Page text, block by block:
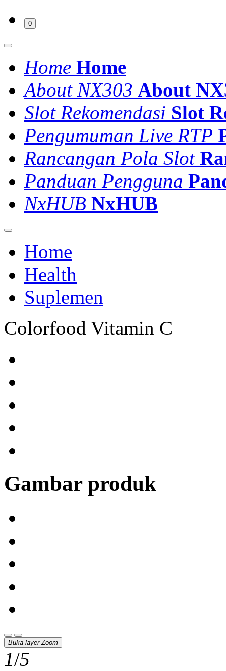
0
Home Home
About NX303 About
Slot Rekomendasi Slot
Pengumuman Live RTP
Rancangan Pola Slot
Panduan Pengguna
NxHUB NxHUB
Home
Health
Suplemen
Colorfood Vitamin C
Gambar produk
Buka layer Zoom
1/5